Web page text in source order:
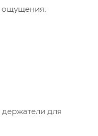
ощущения.
для